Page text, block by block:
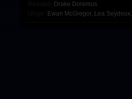
Drake Doremus
Ewan McGregor, Lea Seydoux,